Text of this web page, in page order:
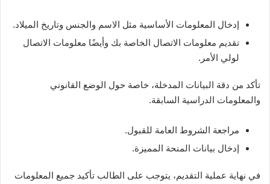
إدخال المعلومات الأساسية مثل الاسم والجنس وتاريخ الميلاد.
تقديم معلومات الاتصال الخاصة بك وأيضًا معلومات الاتصال
لولي الأمر.
تأكد من دقة البيانات المدخلة، خاصة حول الوضع القانوني
والمعلومات الدراسية السابقة.
مراجعة الشروط العامة للقبول.
إدخال بيانات المنحة المميزة.
في نهاية عملية التقديم، يتوجب على الطالب تأكيد جميع المعلومات